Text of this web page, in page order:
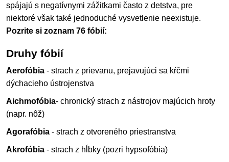
spájajú s negatívnymi zážitkami často z detstva, pre
niektoré však také jednoduché vysvetlenie neexistuje.
Pozrite si zoznam 76 fóbií:
Druhy fóbií
Aerofóbia - strach z prievanu, prejavujúci sa kŕčmi
dýchacieho ústrojenstva
Aichmofóbia- chronický strach z nástrojov majúcich hroty
(napr. nôž)
Agorafóbia - strach z otvoreného priestranstva
Akrofóbia - strach z hĺbky (pozri hypsofóbia)